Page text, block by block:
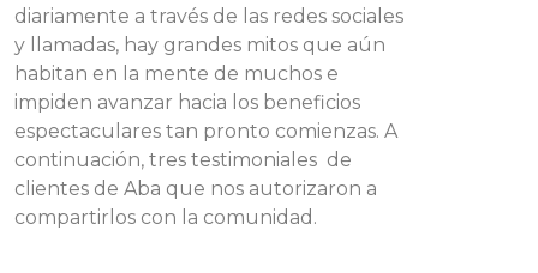
diariamente a través de las redes sociales
y llamadas, hay grandes mitos que aún
habitan en la mente de muchos e
impiden avanzar hacia los beneficios
espectaculares tan pronto comienzas. A
continuación, tres testimoniales de
clientes de Aba que nos autorizaron a
compartirlos con la comunidad.